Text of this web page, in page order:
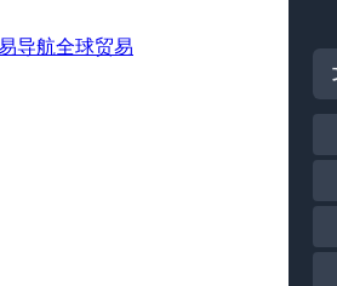
导航全球贸易